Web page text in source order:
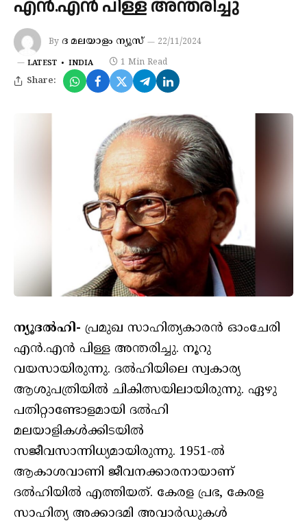
എൻ.എൻ പിള്ള അന്തരിച്ചു
By ദ മലയാളം ന്യൂസ് 22/11/2024
LATEST INDIA 1 Min Read
Share:
ന്യൂദൽഹി- പ്രമുഖ സാഹിത്യകാരൻ ഓംചേരി
എൻ.എൻ പിള്ള അന്തരിച്ചു. നൂറു
വയസായിരുന്നു. ദൽഹിയിലെ സ്വകാര്യ
ആശുപത്രിയിൽ ചികിത്സയിലായിരുന്നു. ഏഴു
പതിറ്റാണ്ടോളമായി ദൽഹി
മലയാളികൾക്കിടയിൽ
സജീവസാന്നിധ്യമായിരുന്നു. 1951-ൽ
ആകാശവാണി ജീവനക്കാരനായാണ്
ദൽഹിയിൽ എത്തിയത്. കേരള പ്രഭ, കേരള
സാഹിത്യ അക്കാദമി അവാർഡുകൾ